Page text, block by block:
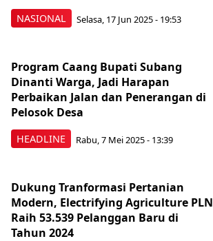
NASIONAL Selasa, 17 Jun 2025 - 19:53
HEADLINE
Program Caang Bupati Subang
Dinanti Warga, Jadi Harapan
Perbaikan Jalan dan Penerangan di
Pelosok Desa
Rabu, 7 Mei 2025 - 13:39
Dukung Tranformasi Pertanian
Modern, Electrifying Agriculture PLN
Raih 53.539 Pelanggan Baru di
Tahun 2024